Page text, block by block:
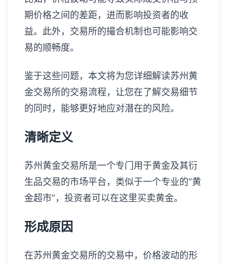
期价格之间的差距，进而影响投资者的收
益。此外，交易所的撮合机制也可能影响交
易的顺畅度。
鉴于这些问题，本文将为您详细解读苏州黄
金交易所的交易流程，让您在了解交易细节
的同时，能够更好地应对潜在的风险。
清晰定义
苏州黄金交易所是一个专门用于黄金及其衍
生品交易的市场平台，类似于一个专业的“黄
金超市”，投资者可以在这里买卖黄金。
形成原因
在苏州黄金交易所的交易中，价格波动的形